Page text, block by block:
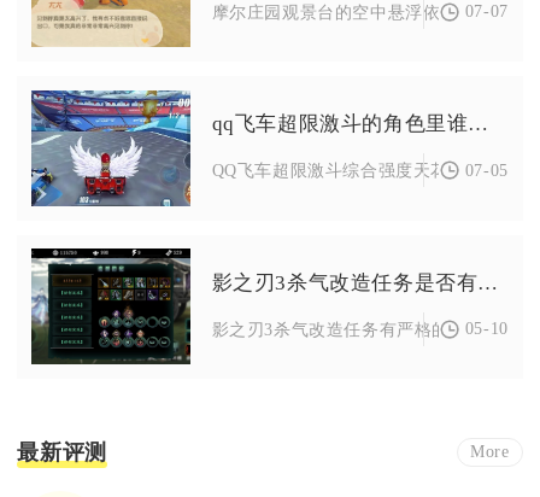
摩尔庄园观景台的空中悬浮依靠家具判定
07-07
qq飞车超限激斗的角色里谁最厉害
QQ飞车超限激斗综合强度天花板角色为
07-05
影之刃3杀气改造任务是否有特定步骤
影之刃3杀气改造任务有严格的特定步骤
05-10
最新评测 More